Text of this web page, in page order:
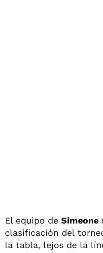
El equipo de Simeone
clasificación del
la tabla, lejos de la